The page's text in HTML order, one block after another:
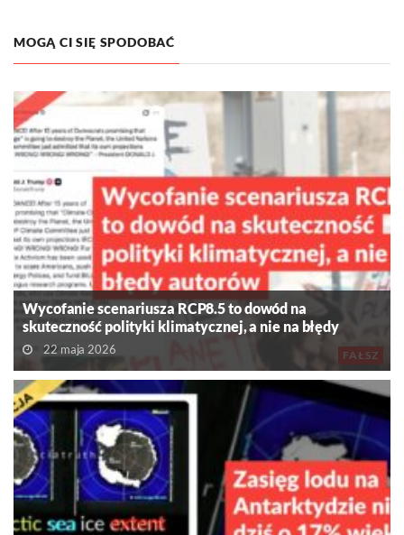
MOGĄ CI SIĘ SPODOBAĆ
FAŁSZ
Wycofanie scenariusza RCP8.5 to dowód na
skuteczność polityki klimatycznej, a nie na błędy
autorów
22 maja 2026